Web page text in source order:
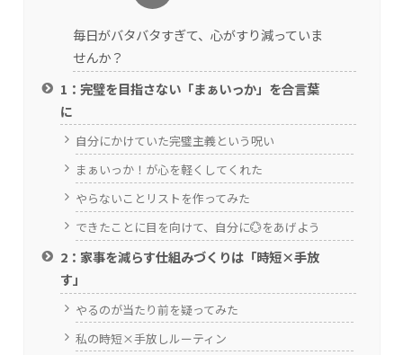
毎日がバタバタすぎて、心がすり減っていま
せんか？
1：完璧を目指さない「まぁいっか」を合言葉
に
自分にかけていた完璧主義という呪い
まぁいっか！が心を軽くしてくれた
やらないことリストを作ってみた
できたことに目を向けて、自分に💮をあげよう
2：家事を減らす仕組みづくりは「時短×手放
す」
やるのが当たり前を疑ってみた
私の時短×手放しルーティン